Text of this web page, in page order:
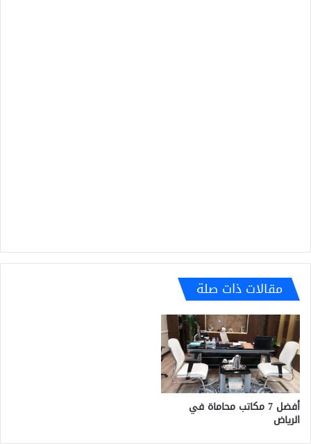
مقالات ذات صلة
أفضل 7 مكاتب محاماة في
الرياض